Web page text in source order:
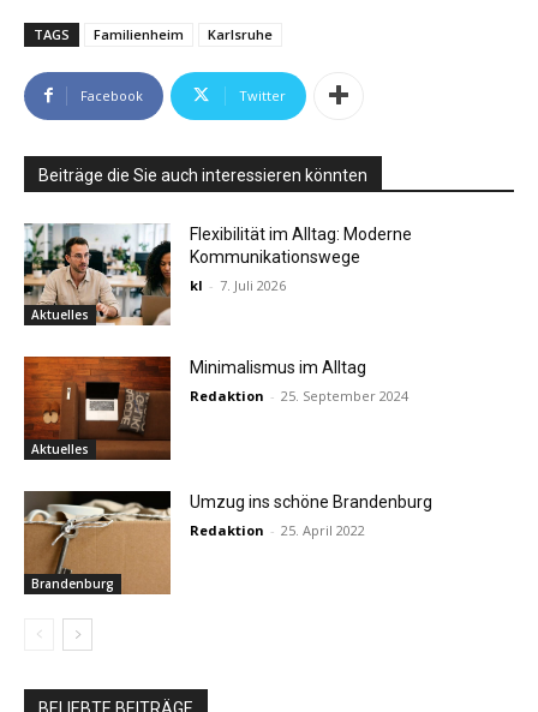
TAGS Familienheim Karlsruhe
Facebook Twitter
Beiträge die Sie auch interessieren könnten
Aktuelles
Flexibilität im Alltag: Moderne
Kommunikationswege
kl - 7. Juli 2026
Aktuelles
Minimalismus im Alltag
Redaktion - 25. September 2024
Brandenburg
Umzug ins schöne Brandenburg
Redaktion - 25. April 2022
BELIEBTE BEITRÄGE